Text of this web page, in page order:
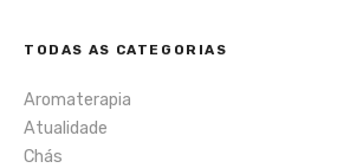
TODAS AS CATEGORIAS
Aromaterapia
Atualidade
Chás